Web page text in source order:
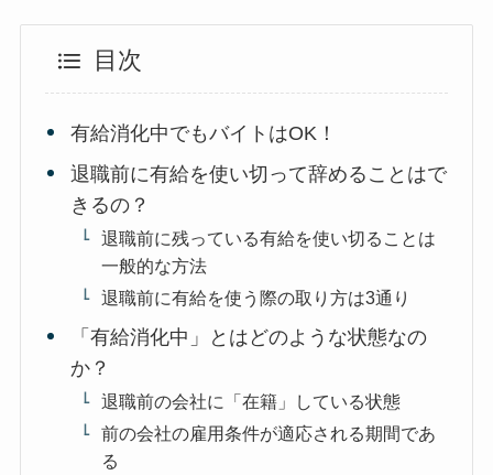
目次
有給消化中でもバイトはOK！
退職前に有給を使い切って辞めることはで
きるの？
退職前に残っている有給を使い切ることは
一般的な方法
退職前に有給を使う際の取り方は3通り
「有給消化中」とはどのような状態なの
か？
退職前の会社に「在籍」している状態
前の会社の雇用条件が適応される期間であ
る